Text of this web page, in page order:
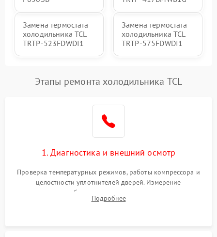
Замена термостата
холодильника TCL
TRTP-523FDWDI1
Замена термостата
холодильника TCL
TRTP-575FDWDI1
Этапы ремонта холодильника TCL
1. Диагностика и внешний осмотр
Проверка температурных режимов, работы компрессора и
целостности уплотнителей дверей. Измерение
сопротивления обмоток мотора, проверка термостата и
считывание кодов ошибок с электронного дисплея.
Подробнее